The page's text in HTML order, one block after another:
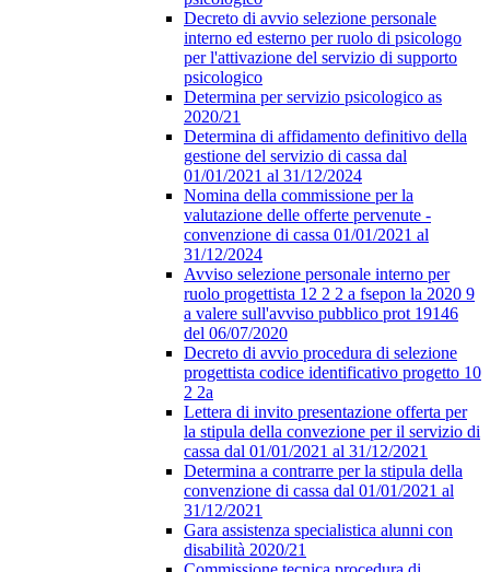
Decreto di avvio selezione personale
interno ed esterno per ruolo di psicologo
per l'attivazione del servizio di supporto
psicologico
Determina per servizio psicologico as
2020/21
Determina di affidamento definitivo della
gestione del servizio di cassa dal
01/01/2021 al 31/12/2024
Nomina della commissione per la
valutazione delle offerte pervenute -
convenzione di cassa 01/01/2021 al
31/12/2024
Avviso selezione personale interno per
ruolo progettista 12 2 2 a fsepon la 2020 9
a valere sull'avviso pubblico prot 19146
del 06/07/2020
Decreto di avvio procedura di selezione
progettista codice identificativo progetto 10
2 2a
Lettera di invito presentazione offerta per
la stipula della convezione per il servizio di
cassa dal 01/01/2021 al 31/12/2021
Determina a contrarre per la stipula della
convenzione di cassa dal 01/01/2021 al
31/12/2021
Gara assistenza specialistica alunni con
disabilità 2020/21